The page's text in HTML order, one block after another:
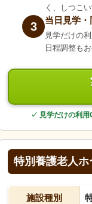
く、しつこ
3 当日見学・
見学だけの
日程調整も
✓ 見学だけの利
特別養護老人
施設種別